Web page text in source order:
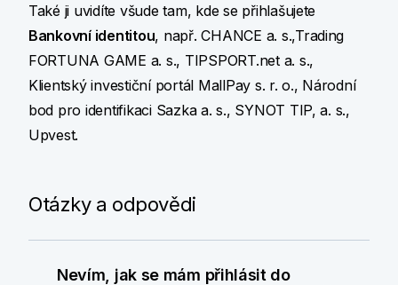
Také ji uvidíte všude tam, kde se přihlašujete
Bankovní identitou, např. CHANCE a. s.,Trading
FORTUNA GAME a. s., TIPSPORT.net a. s.,
Klientský investiční portál MallPay s. r. o., Národní
bod pro identifikaci Sazka a. s., SYNOT TIP, a. s.,
Upvest.
Otázky a odpovědi
Nevím, jak se mám přihlásit do